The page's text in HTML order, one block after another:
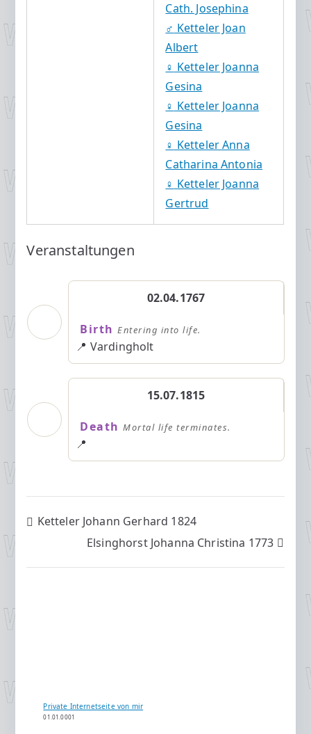
Cath. Josephina
♂️ Ketteler Joan
Albert
♀️ Ketteler Joanna
Gesina
♀️ Ketteler Joanna
Gesina
♀️ Ketteler Anna
Catharina Antonia
♀️ Ketteler Joanna
Gertrud
Veranstaltungen
02.04.1767
BirthEntering into life.
📍 Vardingholt
15.07.1815
DeathMortal life terminates.
📍
Beitragsnavigation
Ketteler Johann Gerhard 1824
Elsinghorst Johanna Christina 1773
Private Internetseite von mir
01.01.0001